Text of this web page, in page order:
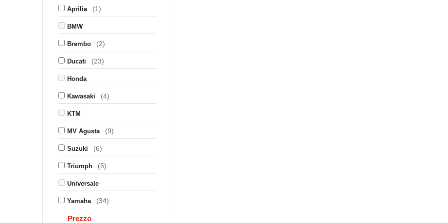
Aprilia (1)
BMW
Brembo (2)
Ducati (23)
Honda
Kawasaki (4)
KTM
MV Agusta (9)
Suzuki (6)
Triumph (5)
Universale
Yamaha (34)
Prezzo